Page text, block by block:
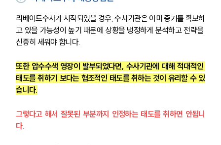
리베이트수사가 시작되었을 경우, 수사기관은 이미 증거를 확보하
고 있을 가능성이 높기 때문에 상황을 냉정하게 분석하고 전략을
신중히 세워야 합니다.
또한 압수수색 영장이 발부되었다면, 수사기관에 대해 적대적인
태도를 취하기 보다는 협조적인 태도를 취하는 것이 유리할 수 있
습니다.
그렇다고 해서 잘못된 부분까지 인정하는 태도를 취하면 안됩니
다.